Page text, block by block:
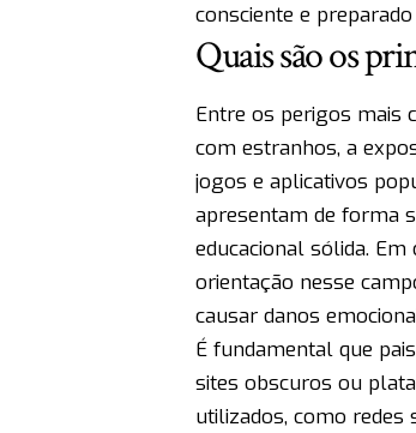
consciente e
Quais são os
Entre os perigos mais
com estranhos, a
jogos e aplicativos
apresentam de forma
educacional sólida. Em
orientação nesse
causar danos
É fundamental que
sites obscuros ou
utilizados, como redes